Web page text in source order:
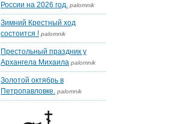
России на 2026 год. palomnik
Зимний Крестный ход
состоится ! palomnik
Престольный праздник у
Архангела Михаила palomnik
Золотой октябрь в
Петропавловке. palomnik